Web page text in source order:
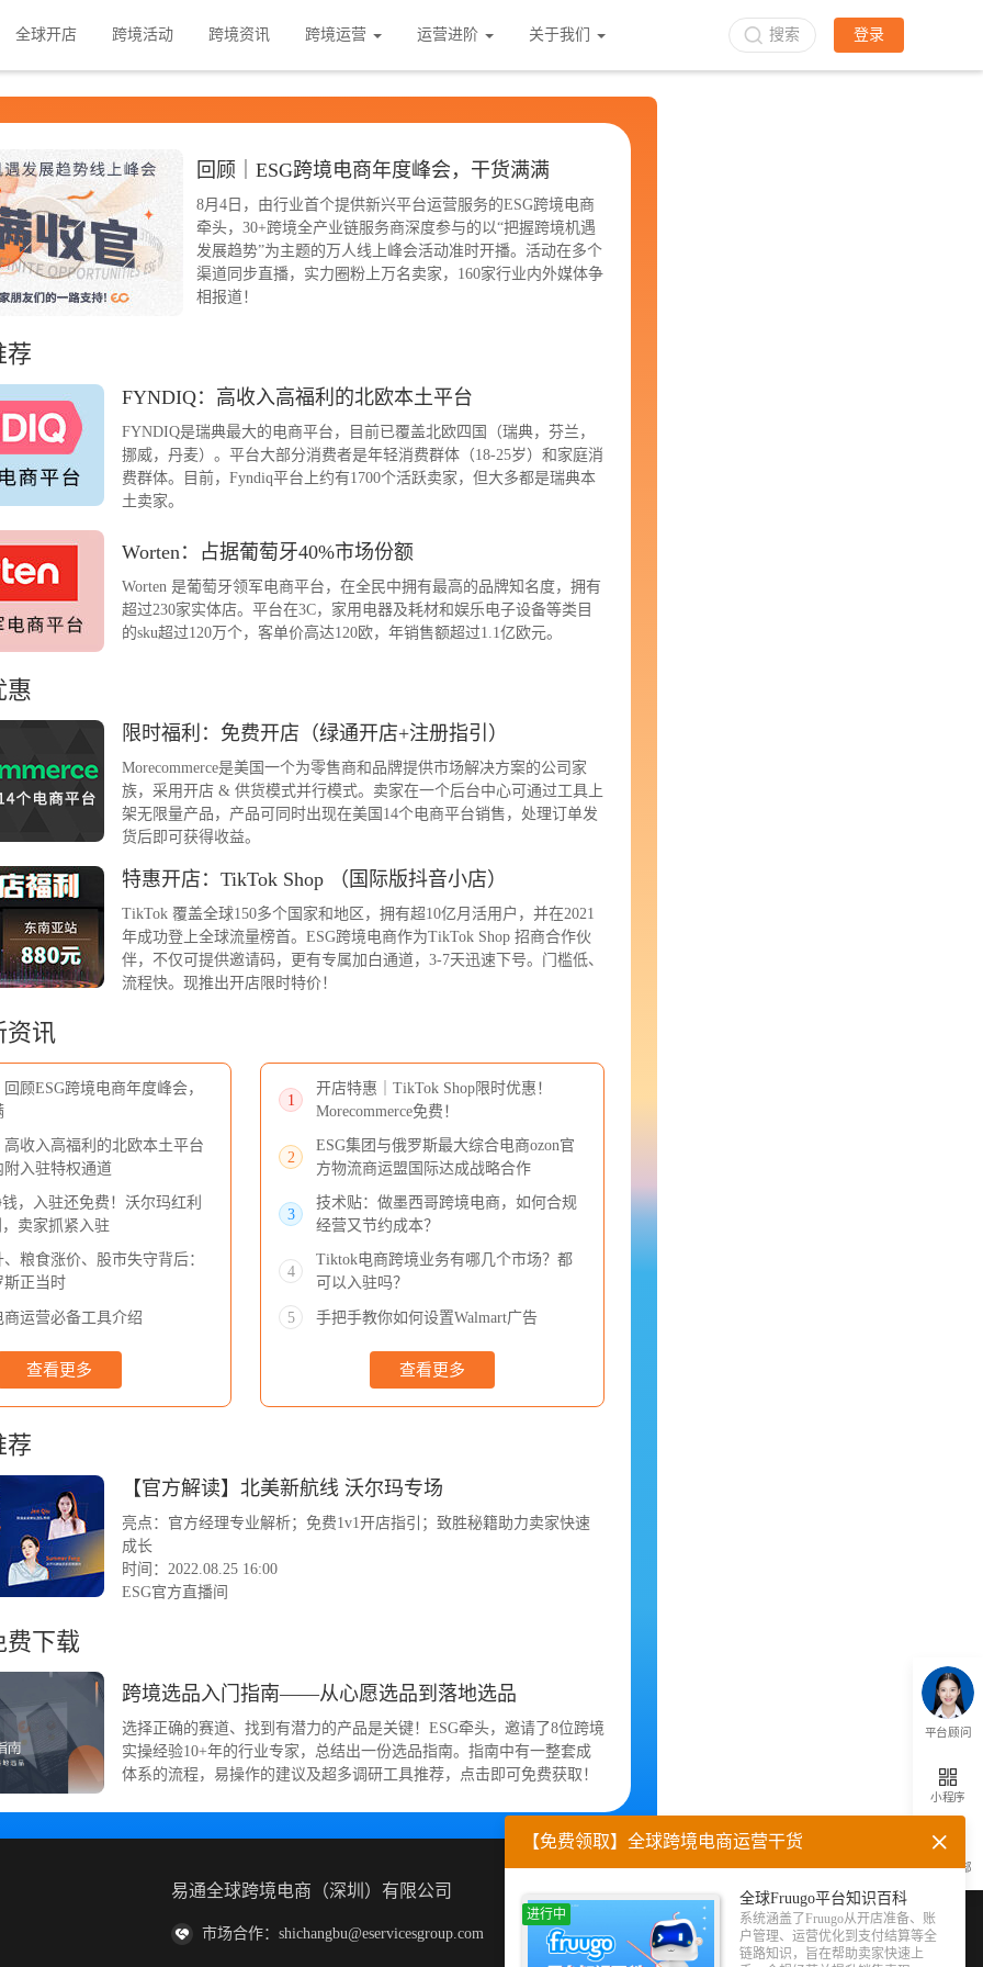
全球开店 跨境活动 跨境资讯 跨境运营 运营进阶 关于我们 搜索 登录
回顾｜ESG跨境电商年度峰会，干货满满
8月4日，由行业首个提供新兴平台运营服务的ESG跨境电商
牵头，30+跨境全产业链服务商深度参与的以“把握跨境机遇
发展趋势”为主题的万人线上峰会活动准时开播。活动在多个
渠道同步直播，实力圈粉上万名卖家，160家行业内外媒体争
相报道！
荐
FYNDIQ：高收入高福利的北欧本土平台
FYNDIQ是瑞典最大的电商平台，目前已覆盖北欧四国（瑞典，芬兰，
挪威，丹麦）。平台大部分消费者是年轻消费群体（18-25岁）和家庭消
费群体。目前，Fyndiq平台上约有1700个活跃卖家，但大多都是瑞典本
土卖家。
Worten：占据葡萄牙40%市场份额
Worten 是葡萄牙领军电商平台，在全民中拥有最高的品牌知名度，拥有
超过230家实体店。平台在3C，家用电器及耗材和娱乐电子设备等类目
的sku超过120万个，客单价高达120欧，年销售额超过1.1亿欧元。
惠
限时福利：免费开店（绿通开店+注册指引）
Morecommerce是美国一个为零售商和品牌提供市场解决方案的公司家
族，采用开店 & 供货模式并行模式。卖家在一个后台中心可通过工具上
架无限量产品，产品可同时出现在美国14个电商平台销售，处理订单发
货后即可获得收益。
特惠开店：TikTok Shop （国际版抖音小店）
TikTok 覆盖全球150多个国家和地区，拥有超10亿月活用户，并在2021
年成功登上全球流量榜首。ESG跨境电商作为TikTok Shop 招商合作伙
伴，不仅可提供邀请码，更有专属加白通道，3-7天迅速下号。门槛低、
流程快。现推出开店限时特价！
资讯
顾ESG跨境电商年度峰会，
高收入高福利的北欧本土平台
附入驻特权通道
，入驻还免费！沃尔玛红利
，卖家抓紧入驻
粮食涨价、股市失守背后：
斯正当时
商运营必备工具介绍
查看更多
1
开店特惠｜​TikTok Shop限时优惠！
Morecommerce免费！
2
ESG集团与俄罗斯最大综合电商ozon官
方物流商运盟国际达成战略合作
3
技术贴：做墨西哥跨境电商，如何合规
经营又节约成本？
4
Tiktok电商跨境业务有哪几个市场？都
可以入驻吗？
5 手把手教你如何设置Walmart广告
查看更多
荐
【官方解读】北美新航线 沃尔玛专场
亮点：官方经理专业解析；免费1v1开店指引；致胜秘籍助力卖家快速
成长
时间：2022.08.25 16:00
ESG官方直播间
费下载
跨境选品入门指南——从心愿选品到落地选品
选择正确的赛道、找到有潜力的产品是关键！ESG牵头，邀请了8位跨境
实操经验10+年的行业专家，总结出一份选品指南。指南中有一整套成
体系的流程，易操作的建议及超多调研工具推荐，点击即可免费获取！
平台顾问
小程序
返回顶部
易通全球跨境电商（深圳）有限公司
市场合作：shichangbu@eservicesgroup.com
企业微信 官方公众号
【免费领取】全球跨境电商运营干货
进行中
全球Fruugo平台知识百科
系统涵盖了Fruugo从开店准备、账
户管理、运营优化到支付结算等全
链路知识，旨在帮助卖家快速上